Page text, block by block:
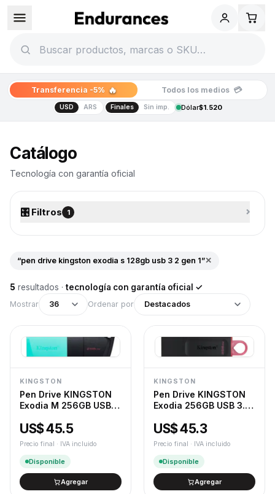
Transferencia -5% 🔥 Todos los medios 💳
USD ARS Finales Sin imp. Dólar$1.520
Catálogo de tecnología
Catálogo
Tecnología con garantía oficial
🎛️ Filtros 1 ⌄
“pen drive kingston exodia s 128gb usb 3 2 gen 1”✕
5 resultados · tecnología con garantía oficial ✓
Mostrar 36 Ordenar por Destacados
KINGSTON
Pen Drive KINGSTON
Exodia M 256GB USB
US$ 45.5
Precio final · IVA incluido
Disponible
Agregar
KINGSTON
Pen Drive KINGSTON
Exodia 256GB USB 3.2
US$ 45.3
Precio final · IVA incluido
Disponible
Agregar